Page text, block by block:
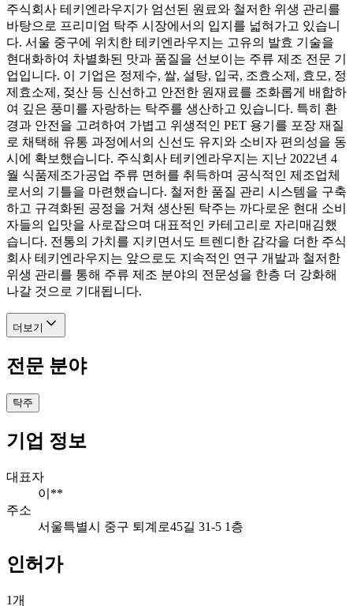
주식회사 테키엔라우지가 엄선된 원료와 철저한 위생 관리를
바탕으로 프리미엄 탁주 시장에서의 입지를 넓혀가고 있습니
다. 서울 중구에 위치한 테키엔라우지는 고유의 발효 기술을
현대화하여 차별화된 맛과 품질을 선보이는 주류 제조 전문 기
업입니다. 이 기업은 정제수, 쌀, 설탕, 입국, 조효소제, 효모, 정
제효소제, 젖산 등 신선하고 안전한 원재료를 조화롭게 배합하
여 깊은 풍미를 자랑하는 탁주를 생산하고 있습니다. 특히 환
경과 안전을 고려하여 가볍고 위생적인 PET 용기를 포장 재질
로 채택해 유통 과정에서의 신선도 유지와 소비자 편의성을 동
시에 확보했습니다. 주식회사 테키엔라우지는 지난 2022년 4
월 식품제조가공업 주류 면허를 취득하며 공식적인 제조업체
로서의 기틀을 마련했습니다. 철저한 품질 관리 시스템을 구축
하고 규격화된 공정을 거쳐 생산된 탁주는 까다로운 현대 소비
자들의 입맛을 사로잡으며 대표적인 카테고리로 자리매김했
습니다. 전통의 가치를 지키면서도 트렌디한 감각을 더한 주식
회사 테키엔라우지는 앞으로도 지속적인 연구 개발과 철저한
위생 관리를 통해 주류 제조 분야의 전문성을 한층 더 강화해
나갈 것으로 기대됩니다.
더보기
전문 분야
탁주
기업 정보
대표자
이**
주소
서울특별시 중구 퇴계로45길 31-5 1층
인허가
1개